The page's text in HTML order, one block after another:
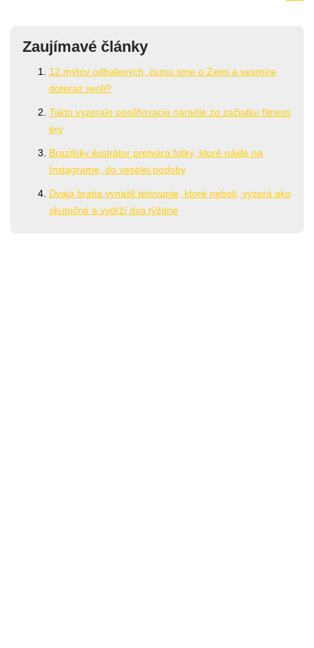
Zaujímavé články
12 mýtov odhalených, čomu sme o Zemi a vesmíre
doteraz verili?
Takto vyzeralo posilňovacie náradie zo začiatku fitness
éry
Brazílsky ilustrátor pretvára fotky, ktoré nájde na
Instagrame, do veselej podoby
Dvaja bratia vynašli tetovanie, ktoré nebolí, vyzerá ako
skutočné a vydrží dva týždne